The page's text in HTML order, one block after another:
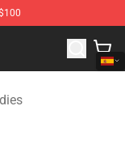
Merchandise Store